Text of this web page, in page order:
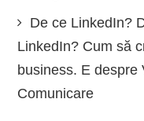
De ce LinkedIn?
LinkedIn? Cum să
business. E despre
Comunicare